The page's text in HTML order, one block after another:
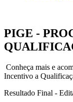
PIGE -
Conheça mais e
Incentivo a
Resultado Final -